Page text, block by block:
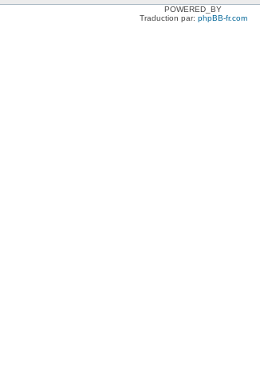
POWERED_BY
Traduction par: phpBB-fr.com